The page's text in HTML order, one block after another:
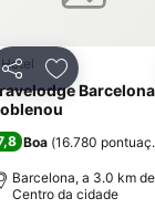
)
PartilharAdicionar
Hotel
Barcelona
Boa (16.780
Barcelona, a 3.0 km de
Centro da cidade